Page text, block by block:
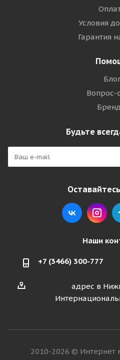
Условия
Гарантия
Вопрос-
Будьте
Наши
+7 (3466) 300-777
адрес в
2010-2026 © Интернет